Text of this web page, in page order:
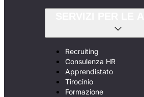
Recruiting
Consulenza HR
Apprendistato
Tirocinio
Formazione